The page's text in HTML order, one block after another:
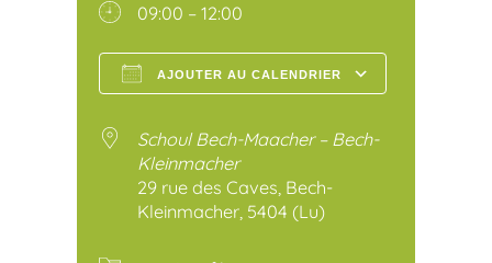
09:00 – 12:00
AJOUTER AU CALENDRIER
Schoul Bech-Maacher – Bech-
Kleinmacher
29 rue des Caves, Bech-
Kleinmacher, 5404 (Lu)